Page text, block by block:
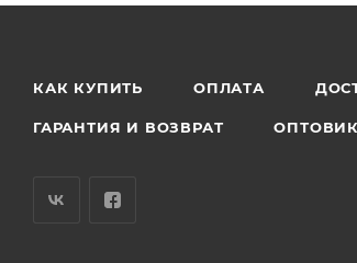
КАК КУПИТЬ ОПЛАТА
ГАРАНТИЯ И ВОЗВРАТ